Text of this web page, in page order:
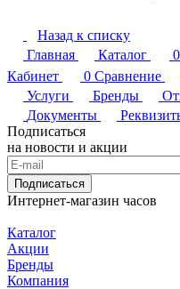
Назад к списку
Главная
Каталог 0
Кабинет
0 Сравнение
Услуги
Бренды
Документы
Подписаться
на новости и акции
Подписаться
Интернет-магазин часов
Каталог
Акции
Бренды
Компания